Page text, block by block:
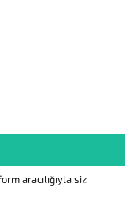
aracılığıyla siz